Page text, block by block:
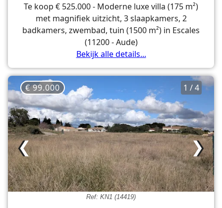
Te koop € 525.000 - Moderne luxe villa (175 m²)
met magnifiek uitzicht, 3 slaapkamers, 2
badkamers, zwembad, tuin (1500 m²) in Escales
(11200 - Aude)
Bekijk alle details...
Ref: KN1 (14419)
1 / 4
❯
❮
€ 99.000